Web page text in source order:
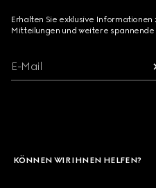
Erhalten Sie exklusive
Mitteilungen und weitere
E-Mail
KÖNNEN WIR IHNEN HELFEN?